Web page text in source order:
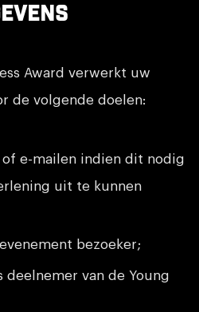
Award verwerkt uw
de volgende doelen:
e-mailen indien dit nodig
uit te kunnen
bezoeker;
deelnemer van de Young